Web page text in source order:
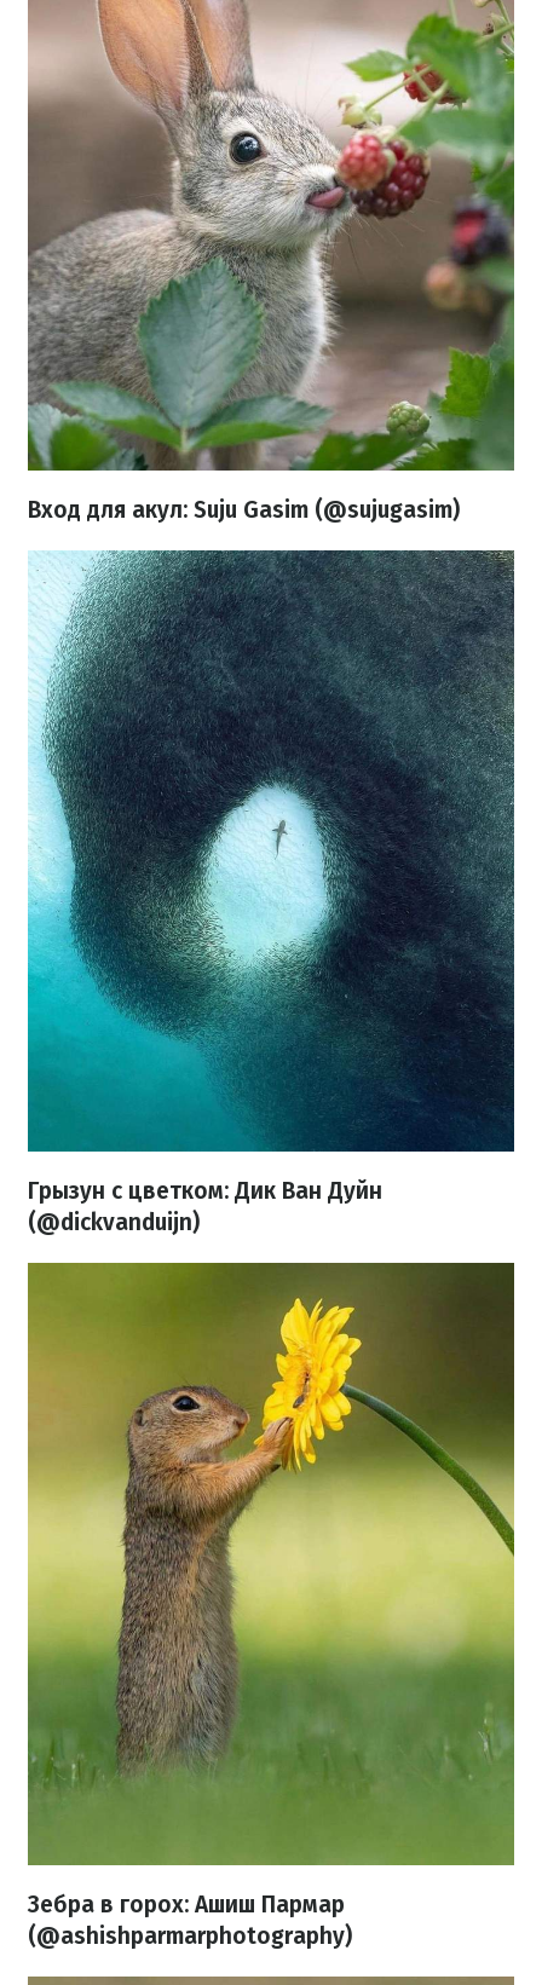
Вход для акул: Suju Gasim (@sujugasim)
Грызун с цветком: Дик Ван Дуйн
(@dickvanduijn)
Зебра в горох: Ашиш Пармар
(@ashishparmarphotography)